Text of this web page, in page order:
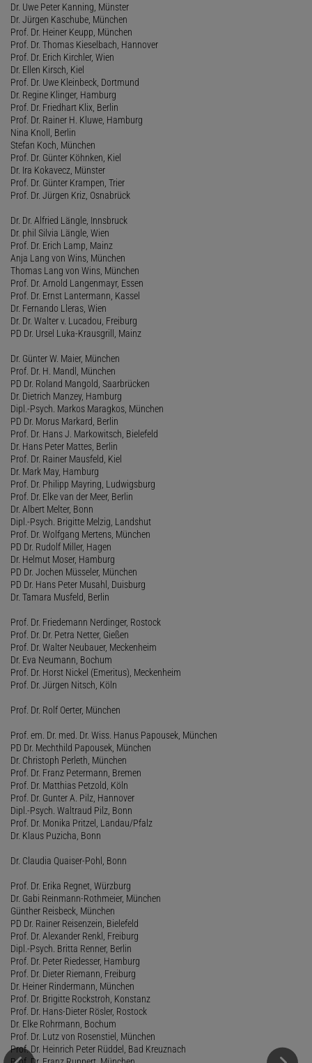
Dr. Uwe Peter Kanning, Münster
Dr. Jürgen Kaschube, München
Prof. Dr. Heiner Keupp, München
Prof. Dr. Thomas Kieselbach, Hannover
Prof. Dr. Erich Kirchler, Wien
Dr. Ellen Kirsch, Kiel
Prof. Dr. Uwe Kleinbeck, Dortmund
Dr. Regine Klinger, Hamburg
Prof. Dr. Friedhart Klix, Berlin
Prof. Dr. Rainer H. Kluwe, Hamburg
Nina Knoll, Berlin
Stefan Koch, München
Prof. Dr. Günter Köhnken, Kiel
Dr. Ira Kokavecz, Münster
Prof. Dr. Günter Krampen, Trier
Prof. Dr. Jürgen Kriz, Osnabrück
Dr. Dr. Alfried Längle, Innsbruck
Dr. phil Silvia Längle, Wien
Prof. Dr. Erich Lamp, Mainz
Anja Lang von Wins, München
Thomas Lang von Wins, München
Prof. Dr. Arnold Langenmayr, Essen
Prof. Dr. Ernst Lantermann, Kassel
Dr. Fernando Lleras, Wien
Dr. Dr. Walter v. Lucadou, Freiburg
PD Dr. Ursel Luka-Krausgrill, Mainz
Dr. Günter W. Maier, München
Prof. Dr. H. Mandl, München
PD Dr. Roland Mangold, Saarbrücken
Dr. Dietrich Manzey, Hamburg
Dipl.-Psych. Markos Maragkos, München
PD Dr. Morus Markard, Berlin
Prof. Dr. Hans J. Markowitsch, Bielefeld
Dr. Hans Peter Mattes, Berlin
Prof. Dr. Rainer Mausfeld, Kiel
Dr. Mark May, Hamburg
Prof. Dr. Philipp Mayring, Ludwigsburg
Prof. Dr. Elke van der Meer, Berlin
Dr. Albert Melter, Bonn
Dipl.-Psych. Brigitte Melzig, Landshut
Prof. Dr. Wolfgang Mertens, München
PD Dr. Rudolf Miller, Hagen
Dr. Helmut Moser, Hamburg
PD Dr. Jochen Müsseler, München
PD Dr. Hans Peter Musahl, Duisburg
Dr. Tamara Musfeld, Berlin
Prof. Dr. Friedemann Nerdinger, Rostock
Prof. Dr. Dr. Petra Netter, Gießen
Prof. Dr. Walter Neubauer, Meckenheim
Dr. Eva Neumann, Bochum
Prof. Dr. Horst Nickel (Emeritus), Meckenheim
Prof. Dr. Jürgen Nitsch, Köln
Prof. Dr. Rolf Oerter, München
Prof. em. Dr. med. Dr. Wiss. Hanus Papousek, München
PD Dr. Mechthild Papousek, München
Dr. Christoph Perleth, München
Prof. Dr. Franz Petermann, Bremen
Prof. Dr. Matthias Petzold, Köln
Prof. Dr. Gunter A. Pilz, Hannover
Dipl.-Psych. Waltraud Pilz, Bonn
Prof. Dr. Monika Pritzel, Landau/Pfalz
Dr. Klaus Puzicha, Bonn
Dr. Claudia Quaiser-Pohl, Bonn
Prof. Dr. Erika Regnet, Würzburg
Dr. Gabi Reinmann-Rothmeier, München
Günther Reisbeck, München
PD Dr. Rainer Reisenzein, Bielefeld
Prof. Dr. Alexander Renkl, Freiburg
Dipl.-Psych. Britta Renner, Berlin
Prof. Dr. Peter Riedesser, Hamburg
Prof. Dr. Dieter Riemann, Freiburg
Dr. Heiner Rindermann, München
Prof. Dr. Brigitte Rockstroh, Konstanz
Prof. Dr. Hans-Dieter Rösler, Rostock
Dr. Elke Rohrmann, Bochum
Prof. Dr. Lutz von Rosenstiel, München
Prof. Dr. Heinrich Peter Rüddel, Bad Kreuznach